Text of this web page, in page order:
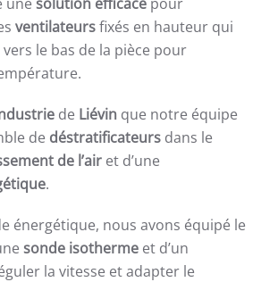
ventilateursfixés en hauteur qui
le bas de la pièce pour
de Liévin que notre équipe
de déstratificateurs dans le
de l’air et d’une
.
énergétique, nous avons équipé le
sonde isotherme et d’un
la vitesse et adapter le